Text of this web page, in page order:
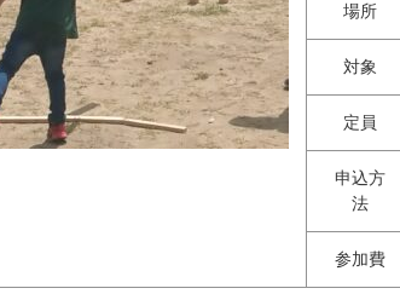
場所
対象
定員
申込方
法
参加費